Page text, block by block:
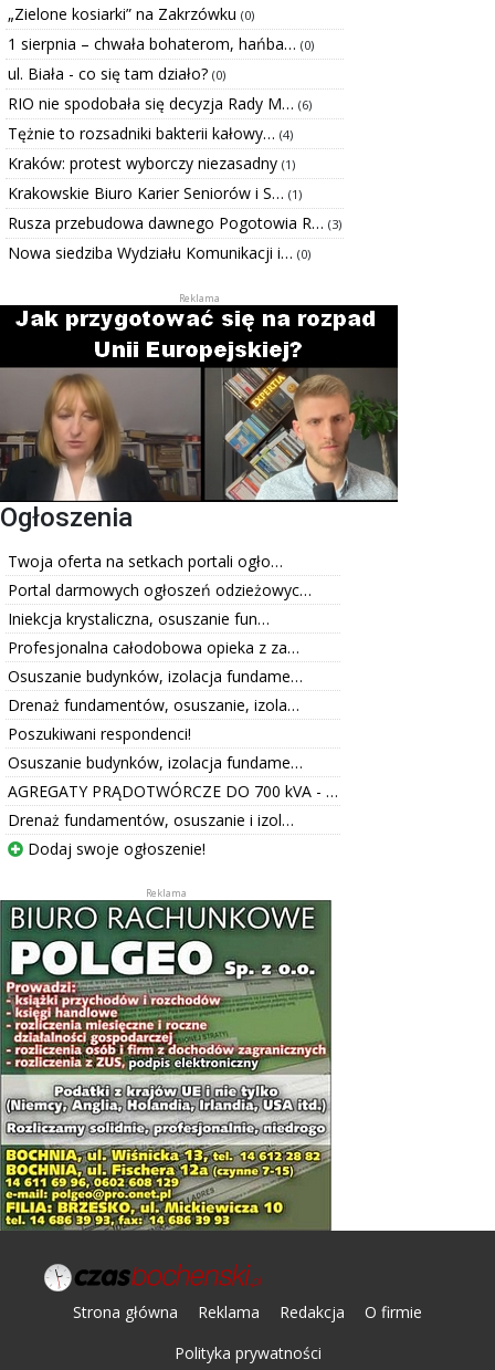
„Zielone kosiarki” na Zakrzówku (0)
1 sierpnia – chwała bohaterom, hańba… (0)
ul. Biała - co się tam działo? (0)
RIO nie spodobała się decyzja Rady M… (6)
Tężnie to rozsadniki bakterii kałowy… (4)
Kraków: protest wyborczy niezasadny (1)
Krakowskie Biuro Karier Seniorów i S… (1)
Rusza przebudowa dawnego Pogotowia R… (3)
Nowa siedziba Wydziału Komunikacji i… (0)
Ogłoszenia
Twoja oferta na setkach portali ogło…
Portal darmowych ogłoszeń odzieżowyc…
Iniekcja krystaliczna, osuszanie fun…
Profesjonalna całodobowa opieka z za…
Osuszanie budynków, izolacja fundame…
Drenaż fundamentów, osuszanie, izola…
Poszukiwani respondenci!
Osuszanie budynków, izolacja fundame…
AGREGATY PRĄDOTWÓRCZE DO 700 kVA - …
Drenaż fundamentów, osuszanie i izol…
Dodaj swoje ogłoszenie!
Strona główna Reklama Redakcja
O firmie
Polityka prywatności